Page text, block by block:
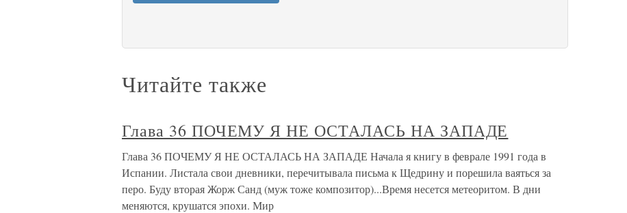
Читайте также
Глава 36 ПОЧЕМУ Я НЕ ОСТАЛАСЬ НА ЗАПАДЕ
Глава 36 ПОЧЕМУ Я НЕ ОСТАЛАСЬ НА ЗАПАДЕ Начала я книгу в феврале 1991 года в
Испании. Листала свои дневники, перечитывала письма к Щедрину и порешила ваяться за
перо. Буду вторая Жорж Санд (муж тоже композитор)...Время несется метеоритом. В дни
меняются, крушатся эпохи. Мир